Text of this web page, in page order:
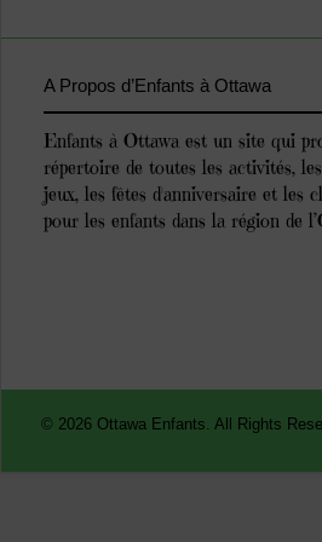
A Propos d’Enfants à Ottawa
Enfants à Ottawa est un site qui
répertoire de toutes les activités,
jeux, les fêtes d'anniversaire et les
pour les enfants dans la région de
© 2026 Ottawa Enfants. All Rights